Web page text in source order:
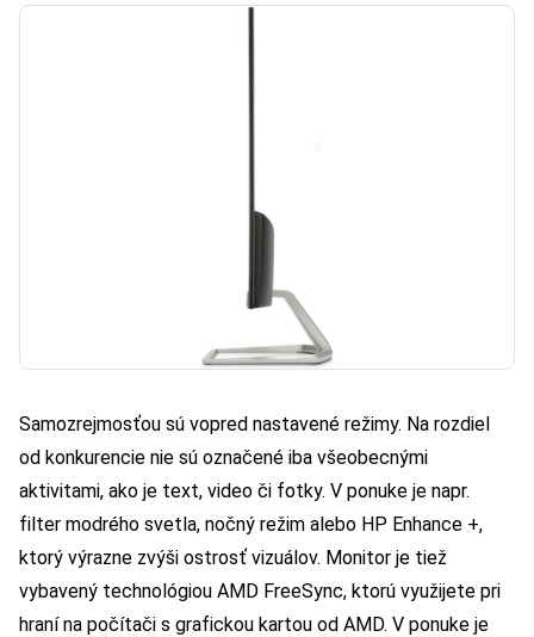
Samozrejmosťou sú vopred nastavené režimy. Na rozdiel
od konkurencie nie sú označené iba všeobecnými
aktivitami, ako je text, video či fotky. V ponuke je napr.
filter modrého svetla, nočný režim alebo HP Enhance +,
ktorý výrazne zvýši ostrosť vizuálov. Monitor je tiež
vybavený technológiou AMD FreeSync, ktorú využijete pri
hraní na počítači s grafickou kartou od AMD. V ponuke je